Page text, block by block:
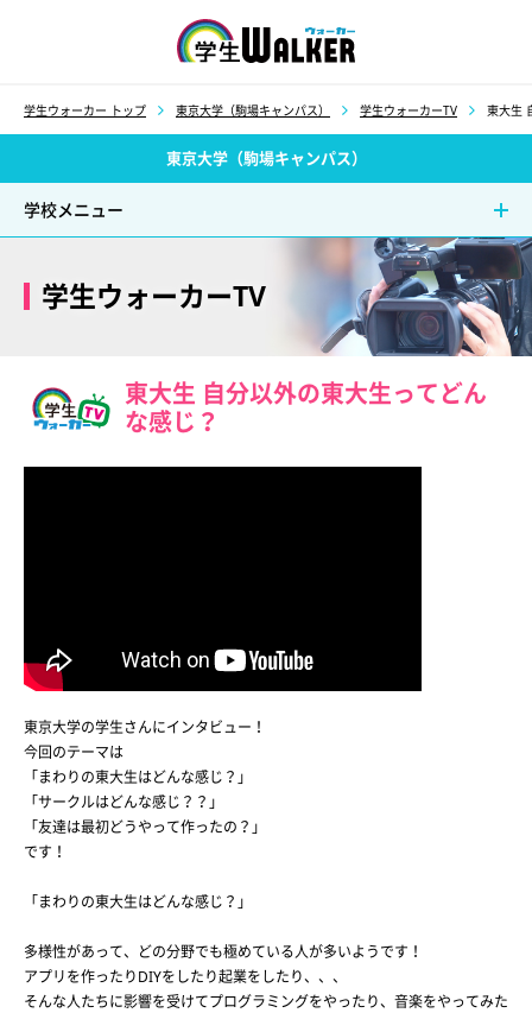
学生ウォーカー トップ 東京大学（駒場キャンパス） 学生ウォーカーTV 東大生
東京大学（駒場キャンパス）
学校メニュー
学生ウォーカーTV
東大生 自分以外の東大生ってどん
な感じ？
東京大学の学生さんにインタビュー！
今回のテーマは
「まわりの東大生はどんな感じ？」
「サークルはどんな感じ？？」
「友達は最初どうやって作ったの？」
です！
「まわりの東大生はどんな感じ？」
多様性があって、どの分野でも極めている人が多いようです！
アプリを作ったりDIYをしたり起業をしたり、、、
そんな人たちに影響を受けてプログラミングをやったり、音楽をやってみた